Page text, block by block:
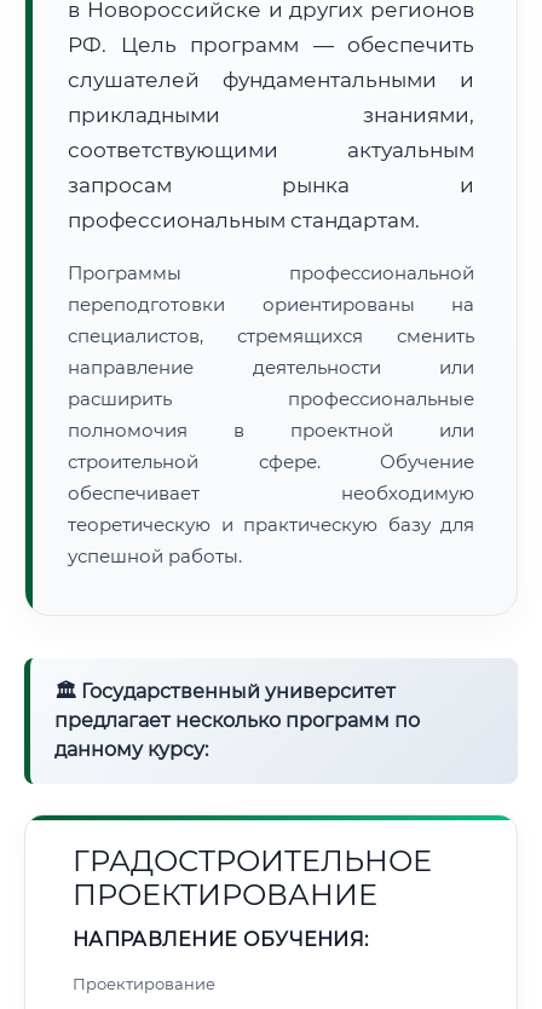
• Маршрут транзита:
📜 Документы и аккредитация ФИС ФРДО
🔍Нажмите на документ для увеличения и просмотра
в Новороссийске и других регионов
РФ. Цель программ — обеспечить
слушателей фундаментальными и
прикладными знаниями,
соответствующими актуальным
запросам рынка и
профессиональным стандартам.
Программы профессиональной
переподготовки ориентированы на
специалистов, стремящихся сменить
направление деятельности или
расширить профессиональные
полномочия в проектной или
строительной сфере. Обучение
обеспечивает необходимую
теоретическую и практическую базу для
успешной работы.
🏛 Государственный университет
предлагает несколько программ по
данному курсу:
ГРАДОСТРОИТЕЛЬНОЕ
ПРОЕКТИРОВАНИЕ
НАПРАВЛЕНИЕ ОБУЧЕНИЯ:
Проектирование